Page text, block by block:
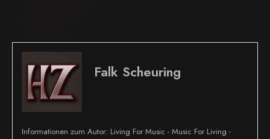
Falk Scheuring
Informationen zum Autor: Living For Music - Music For Living -